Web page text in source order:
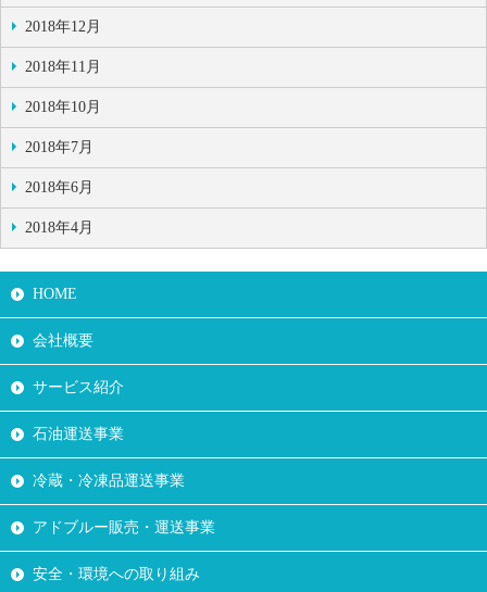
2018年12月
2018年11月
2018年10月
2018年7月
2018年6月
2018年4月
HOME
会社概要
サービス紹介
石油運送事業
冷蔵・冷凍品運送事業
アドブルー販売・運送事業
安全・環境への取り組み